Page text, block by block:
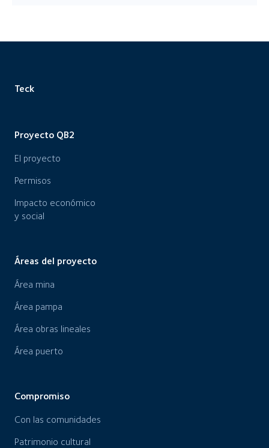
Teck
Proyecto QB2
El proyecto
Permisos
Impacto económico
y social
Áreas del proyecto
Área mina
Área pampa
Área obras lineales
Área puerto
Compromiso
Con las comunidades
Patrimonio cultural